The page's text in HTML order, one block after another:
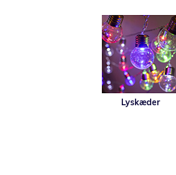
Lyskæder